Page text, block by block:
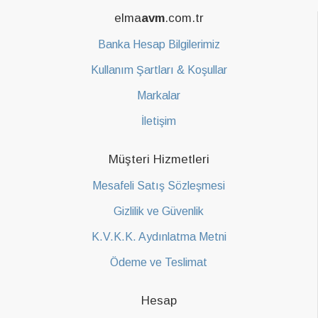
elmaavm.com.tr
Banka Hesap Bilgilerimiz
Kullanım Şartları & Koşullar
Markalar
İletişim
Müşteri Hizmetleri
Mesafeli Satış Sözleşmesi
Gizlilik ve Güvenlik
K.V.K.K. Aydınlatma Metni
Ödeme ve Teslimat
Hesap